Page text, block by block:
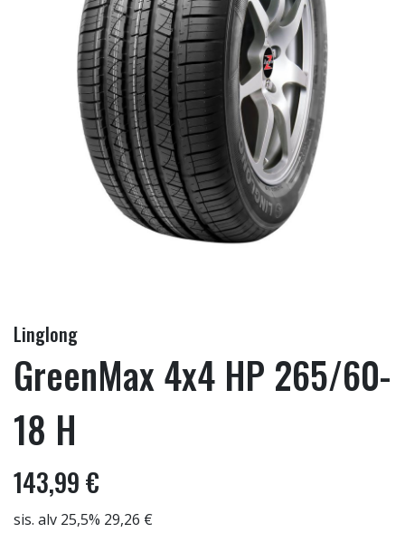
Linglong
GreenMax 4x4 HP 265/60-
18 H
143,99 €
sis. alv 25,5% 29,26 €